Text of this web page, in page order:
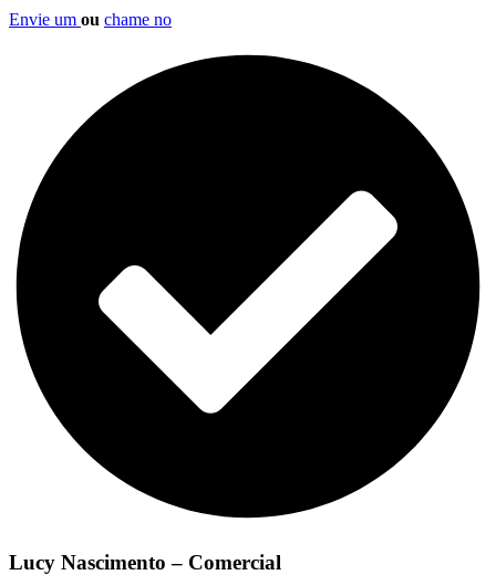
Envie um ou chame no
Lucy Nascimento – Comercial